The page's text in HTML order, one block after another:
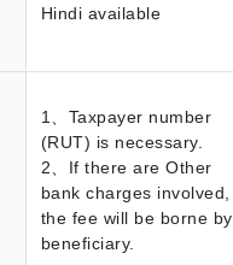
Hindi available
1、Taxpayer number
(RUT) is necessary.
2、If there are Other
bank charges involved,
the fee will be borne by
beneficiary.